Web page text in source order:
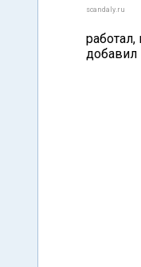
scandaly.ru